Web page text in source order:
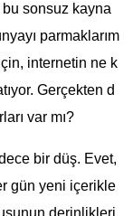
sonsuz kayna
parmaklarım
internetin ne k
Gerçekten d
var mı?
bir düş. Evet,
gün yeni içerikle
derinlikleri